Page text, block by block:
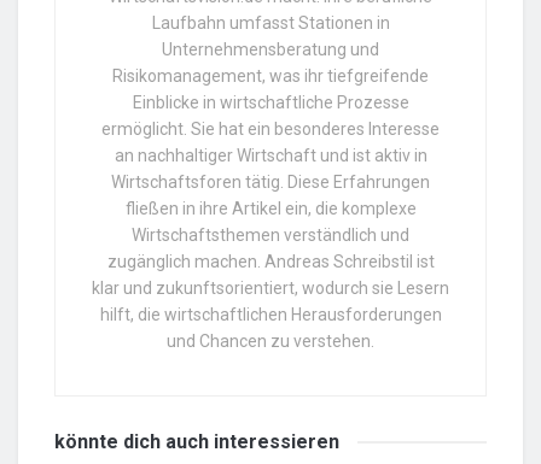
Laufbahn umfasst Stationen in
Unternehmensberatung und
Risikomanagement, was ihr tiefgreifende
Einblicke in wirtschaftliche Prozesse
ermöglicht. Sie hat ein besonderes Interesse
an nachhaltiger Wirtschaft und ist aktiv in
Wirtschaftsforen tätig. Diese Erfahrungen
fließen in ihre Artikel ein, die komplexe
Wirtschaftsthemen verständlich und
zugänglich machen. Andreas Schreibstil ist
klar und zukunftsorientiert, wodurch sie Lesern
hilft, die wirtschaftlichen Herausforderungen
und Chancen zu verstehen.
könnte dich auch interessieren